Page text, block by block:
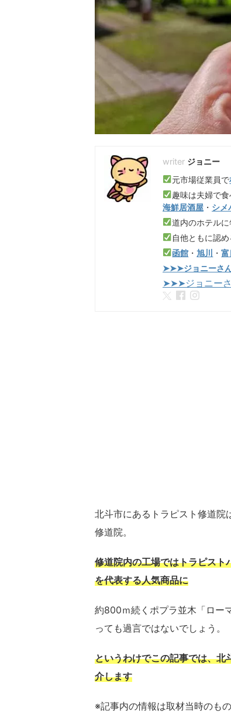
ジョニー
元市場従業員で
趣味は夫婦で食
海鮮居酒屋 ・ シメ
道内のホテル
自他ともに認め
函館 ・旭川 ・
➤➤➤ジョニーさ
➤➤➤ジョニー
北斗市にあるトラピスト修道
修道院。
修道院内の工場ではトラピスト
を代表する人気商品に
約800ｍ続くポプラ並木「ロー
っても過言ではないでしょう。
というわけでこの記事では、北
介します
※記事内の情報は取材当時のも